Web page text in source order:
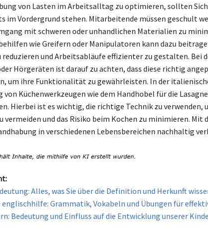
von Lasten im Arbeitsalltag zu optimieren, sollten
im Vordergrund stehen. Mitarbeitende müssen geschult
mit schweren oder unhandlichen Materialien zu
wie Greifern oder Manipulatoren kann dazu
reduzieren und Arbeitsabläufe effizienter zu gestalten. Bei
Hörgeräten ist darauf zu achten, dass diese richtig
um ihre Funktionalität zu gewährleisten. In der
von Küchenwerkzeugen wie dem Handhobel für die
Hierbei ist es wichtig, die richtige Technik zu verwenden,
vermeiden und das Risiko beim Kochen zu minimieren. Mit
in verschiedenen Lebensbereichen nachhaltig
Alles, was Sie über die Definition und Herkunft
englischhilfe: Grammatik, Vokabeln und Übungen für
Bedeutung und Einfluss auf die Entwicklung unserer